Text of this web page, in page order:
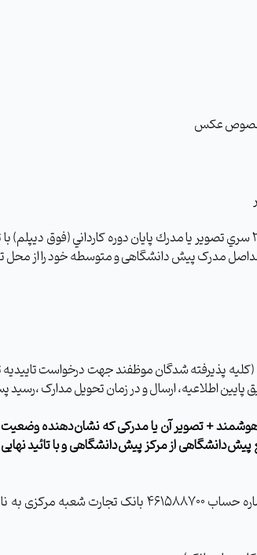
(کلیه پذیرفته شدگان موظفند جهت درخواست
اطلاعیه، ارسال و در زمان تحویل مدارک ،رسید
+ تصویر آن یا مدرکی که نشان‌دهنده
پیش‌دانشگاهیاز مرکز پیش‌دانشگاهی و با تائید
12- همراه داشتن فیش واریزی به مبلغ 300000